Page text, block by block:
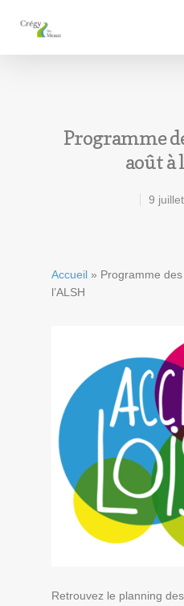
Programme
août à
9
Accueil » Programme
l’ALSH
Retrouvez le planning